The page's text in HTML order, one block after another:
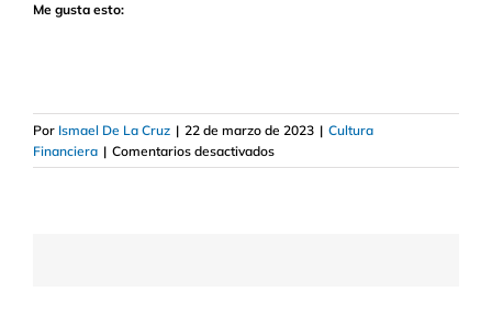
Me gusta esto:
Por Ismael De La Cruz | 22 de marzo de 2023 | Cultura
Financiera | Comentarios desactivadosen
Quién